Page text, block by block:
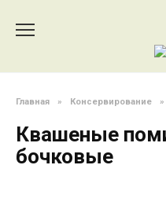
содержанию
Главная » Консервирование »
Квашеные
бочковые